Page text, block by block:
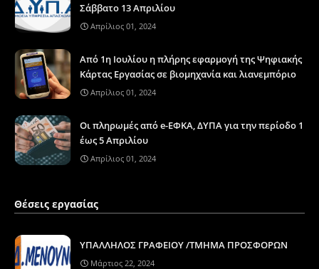
Σάββατο 13 Απριλίου
Απρίλιος 01, 2024
Από 1η Ιουλίου η πλήρης εφαρμογή της Ψηφιακής
Κάρτας Εργασίας σε βιομηχανία και λιανεμπόριο
Απρίλιος 01, 2024
Οι πληρωμές από e-ΕΦΚΑ, ΔΥΠΑ για την περίοδο 1
έως 5 Απριλίου
Απρίλιος 01, 2024
Θέσεις εργασίας
ΥΠΑΛΛΗΛΟΣ ΓΡΑΦΕΙΟΥ /ΤΜΗΜΑ ΠΡΟΣΦΟΡΩΝ
Μάρτιος 22, 2024